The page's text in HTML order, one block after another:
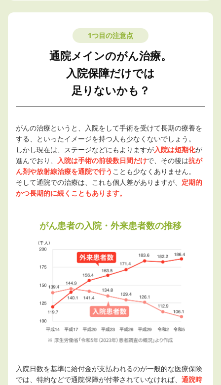
1つ目の注意点
通院メインのがん治療。
入院保障だけでは
足りないかも？
がんの治療というと、入院をして手術を受けて長期の療養を
する、といったイメージを持つ人も少なくないでしょう。
しかし現在は、ステージなどにもよりますが入院は短期化が
進んでおり、 入院は手術の前後数日間だけで、その後は抗が
ん剤や放射線治療を通院で行う ことも少なくありません。
そして通院での治療は、これも個人差がありますが、 定期的
かつ長期的に続くこともあります。
がん患者の入院・外来患者数の推移
入院日数を基準に給付金が支払われるのが一般的な医療保険
では、特約などで通院保障が付帯されていなければ、 通院時